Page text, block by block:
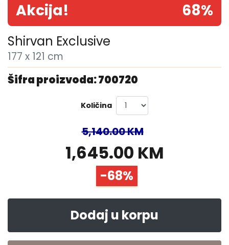
Akcija! 68%
Shirvan Exclusive
177 x 121 cm
Šifra proizvoda: 700720
Količina
5,140.00 KM
1,645.00 KM
-68%
Dodaj u korpu